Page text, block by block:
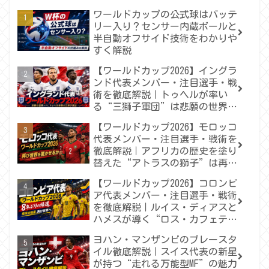
ワールドカップの公式球はバッテ
リー入り？センサー内蔵ボールと
半自動オフサイド技術をわかりや
すく解説
【ワールドカップ2026】イングラ
ンド代表メンバー・注目選手・戦
術を徹底解説｜トゥヘルが率い
る“三獅子軍団”は悲願の世界一
【ワールドカップ2026】モロッコ
代表メンバー・注目選手・戦術を
徹底解説｜アフリカの歴史を塗り
替えた“アトラスの獅子”は再び
【ワールドカップ2026】コロンビ
ア代表メンバー・注目選手・戦術
を徹底解説｜ルイス・ディアスと
ハメスが導く“ロス・カフェテロ
ヨハン・マンザンビのプレースタ
イル徹底解説｜スイス代表の新星
が持つ“走れる万能型MF”の魅力